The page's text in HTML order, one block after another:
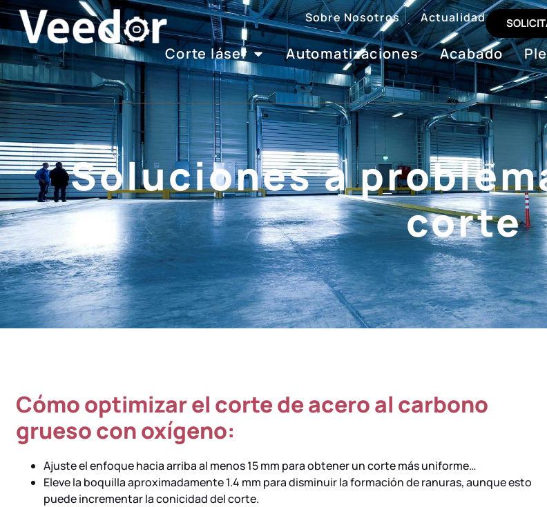
Sobre Nosotros Actualidad
Corte láser Automatizaciones Acabado
Soluciones a
corte
Cómo optimizar el corte de acero al carbono
grueso con oxígeno:
Ajuste el enfoque hacia arriba al menos 15 mm para obtener un corte más uniforme…
Eleve la boquilla aproximadamente 1.4 mm para disminuir la formación de ranuras, aunque esto
puede incrementar la conicidad del corte.